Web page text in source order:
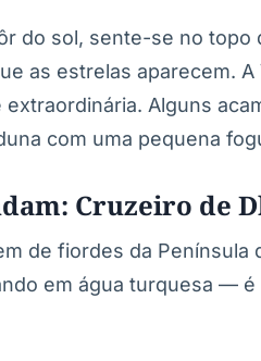
do sol, sente-se no topo
as estrelas aparecem.
extraordinária. Alguns
com uma pequena
Cruzeiro de
de fiordes da
em água turquesa —